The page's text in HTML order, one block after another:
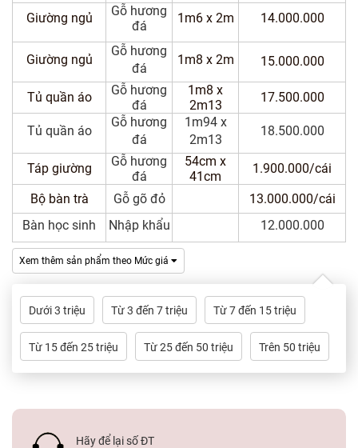
Thiệu
Thức
Liên
Hệ
Giường ngủ
Gỗ hương
đá
1m6 x 2m 14.000.000
Giường ngủ
Gỗ hương
đá
1m8 x 2m 15.000.000
Tủ quần áo
Gỗ hương
đá
1m8 x
2m13
17.500.000
Tủ quần áo
Gỗ hương
đá
1m94 x
2m13
18.500.000
Táp giường
Gỗ hương
đá
54cm x
41cm
1.900.000/cái
Bộ bàn trà
Gỗ gõ đỏ
13.000.000/cái
Bàn học sinh
Nhập khẩu 12.000.000
Xem thêm sản phẩm theo Mức giá
Dưới 3 triệu Từ 3 đến 7 triệu Từ 7 đến 15 triệu
Từ 15 đến 25 triệu Từ 25 đến 50 triệu Trên 50 triệu
Hãy để lại số ĐT